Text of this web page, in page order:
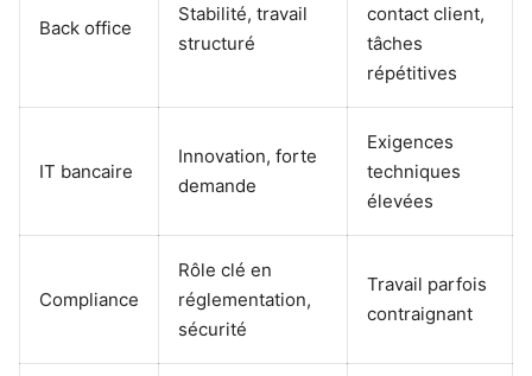
Back office
Stabilité, travail
structuré
contact client,
tâches
répétitives
IT bancaire
Innovation, forte
demande
Exigences
techniques
élevées
Compliance
Rôle clé en
réglementation,
sécurité
Travail parfois
contraignant